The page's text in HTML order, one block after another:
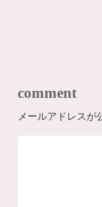
comment
メールアドレスが